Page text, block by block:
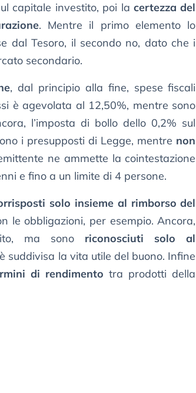
capitale investito, poi la certezza del
. Mentre il primo elemento lo
dal Tesoro, il secondo no, dato che i
secondario.
, dal principio alla fine, spese fiscali
è agevolata al 12,50%, mentre sono
l’imposta di bollo dello 0,2% sul
i presupposti di Legge, mentre non
ne ammette la cointestazione
e fino a un limite di 4 persone.
solo insieme al rimborso del
le obbligazioni, per esempio. Ancora,
ma sono riconosciuti solo al
suddivisa la vita utile del buono. Infine
di rendimento tra prodotti della